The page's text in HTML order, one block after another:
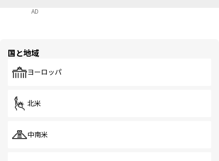
AD
国と地域
ヨーロッパ
北米
中南米